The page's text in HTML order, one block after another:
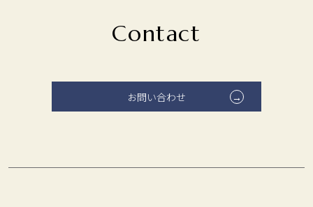
Contact
お問い合わせ